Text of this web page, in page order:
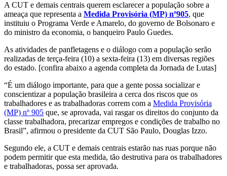
A CUT e demais centrais querem esclarecer a população sobre a
ameaça que representa a Medida Provisória (MP) nº905, que
instituiu o Programa Verde e Amarelo, do governo de Bolsonaro e
do ministro da economia, o banqueiro Paulo Guedes.
As atividades de panfletagens e o diálogo com a população serão
realizadas de terça-feira (10) a sexta-feira (13) em diversas regiões
do estado. [confira abaixo a agenda completa da Jornada de Lutas]
“É um diálogo importante, para que a gente possa socializar e
conscientizar a população brasileira a cerca dos riscos que os
trabalhadores e as trabalhadoras correm com a Medida Provisória
(MP) nº 905 que, se aprovada, vai rasgar os direitos do conjunto da
classe trabalhadora, precarizar empregos e condições de trabalho no
Brasil”, afirmou o presidente da CUT São Paulo, Douglas Izzo.
Segundo ele, a CUT e demais centrais estarão nas ruas porque não
podem permitir que esta medida, tão destrutiva para os trabalhadores
e trabalhadoras, possa ser aprovada.